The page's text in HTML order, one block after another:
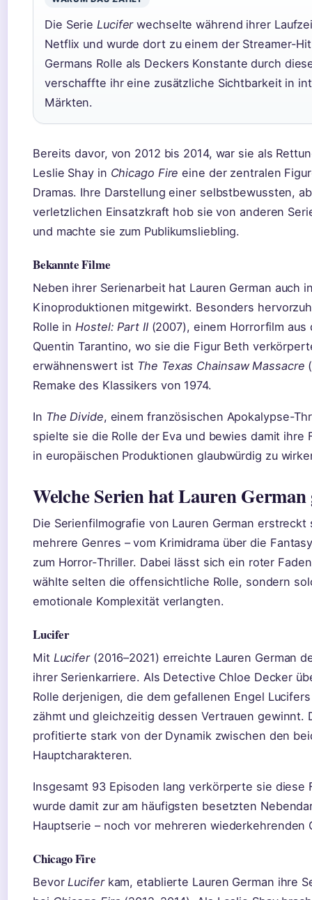
Die Serie Luciferwechselte während ihrer
Netflix und wurde dort zu einem der Streamer-
Germans Rolle als Deckers Konstante durch
verschaffte ihr eine zusätzliche Sichtbarkeit in
Märkten.
Bereits davor, von 2012 bis 2014, war sie als
Leslie Shay in Chicago Fire eine der zentralen
Dramas. Ihre Darstellung einer selbstbewussten,
verletzlichen Einsatzkraft hob sie von anderen
und machte sie zum Publikumsliebling.
Bekannte Filme
Neben ihrer Serienarbeit hat Lauren German auch
Kinoproduktionen mitgewirkt. Besonders
Rolle inHostel: Part II(2007), einem Horrorfilm aus
Quentin Tarantino, wo sie die Figur Beth
erwähnenswert ist The Texas Chainsaw Massacre
Remake des Klassikers von 1974.
In The Divide, einem französischen Apokalypse-
spielte sie die Rolle der Eva und bewies damit ihre
in europäischen Produktionen glaubwürdig zu
Welche Serien hat Lauren German
Die Serienfilmografie von Lauren German erstreckt
mehrere Genres – vom Krimidrama über die
zum Horror-Thriller. Dabei lässt sich ein roter
wählte selten die offensichtliche Rolle, sondern
emotionale Komplexität verlangten.
Lucifer
Mit Lucifer(2016–2021) erreichte Lauren German
ihrer Serienkarriere. Als Detective Chloe Decker
Rolle derjenigen, die dem gefallenen Engel
zähmt und gleichzeitig dessen Vertrauen gewinnt.
profitierte stark von der Dynamik zwischen den
Hauptcharakteren.
Insgesamt 93 Episoden lang verkörperte sie diese
wurde damit zur am häufigsten besetzten
Hauptserie – noch vor mehreren wiederkehrenden
Chicago Fire
BevorLuciferkam, etablierte Lauren German ihre